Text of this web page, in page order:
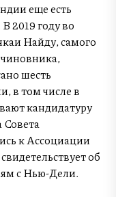
еще есть
2019 году во
Найду, самого
шесть
в том числе в
кандидатуру
Совета
к Ассоциации
об
с Нью-Дели.